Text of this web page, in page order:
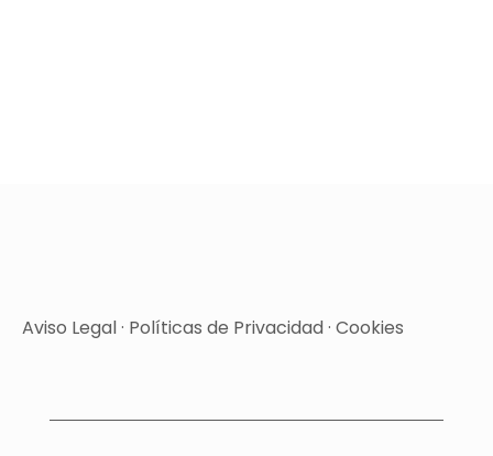
Aviso Legal· Políticas de Privacidad· Cookies